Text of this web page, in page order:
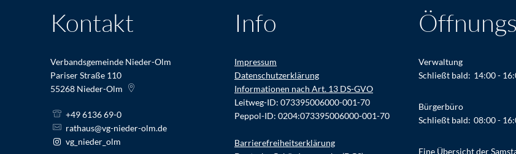
Kontakt
Verbandsgemeinde Nieder-Olm
Pariser Straße 110
55268 Nieder-Olm
+49 6136 69-0
rathaus@vg-nieder-olm.de
vg_nieder_olm
Info
Impressum
Datenschutzerklärung
Informationen nach Art. 13 DS-GVO
Leitweg-ID: 073395006000-001-70
Peppol-ID: 0204:073395006000-001-70
Barrierefreiheitserklärung
Verwaltung
Klicken, um weitere
Schließt bald: 14:00-
Bürgerbüro
Klicken, um weitere
Schließt bald: 08:00-
Eine Übersicht der